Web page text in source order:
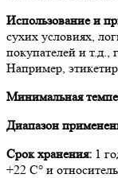
Использование и
сухих условиях,
покупателей и т.д.,
Например,
Минимальная
Диапазон
Срок хранения: 1
+22 С° и